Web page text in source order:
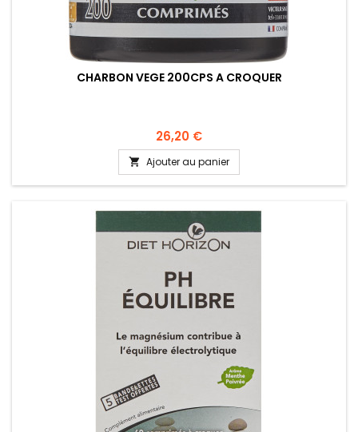
CHARBON VEGE 200CPS A CROQUER
26,20 €
 Ajouter au panier